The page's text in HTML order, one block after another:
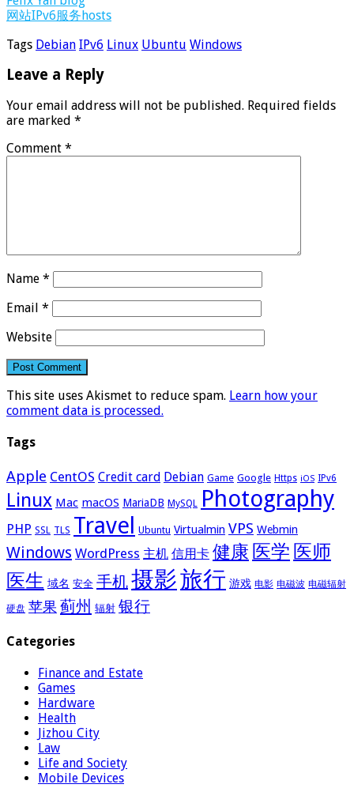
网站IPv6服务hosts
Tags Debian IPv6 Linux Ubuntu Windows
Leave a Reply
Your email address will not be published. Required fields
are marked *
Comment *
Name *
Email *
Website
This site uses Akismet to reduce spam. Learn how your
comment data is processed.
Tags
Apple CentOS Credit card Debian Game Google Https iOS IPv6
Linux Mac macOS MariaDB MySQL Photography
PHP SSL TLS Travel Ubuntu Virtualmin VPS Webmin
Windows WordPress 主机 信用卡 健康 医学 医师
医生 域名 安全 手机摄影旅行 游戏 电影 电磁波 电磁辐射
硬盘 苹果 蓟州 辐射 银行
Categories
Finance and Estate
Games
Hardware
Health
Jizhou City
Law
Life and Society
Mobile Devices